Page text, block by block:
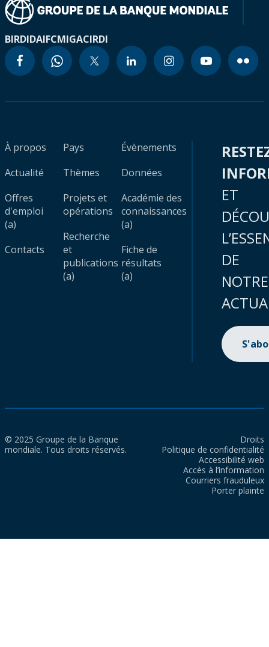
BIRDIDAIFCMIGACIRDI
À propos
Actualité
Offres
d'emploi
(a)
Contacts
Pays
Thèmes
Projets et
opérations
Recherche
et
publications
(a)
Évènements
Données
Académie des
connaissances
(a)
Fiche de
résultats
(a)
ET
DE
NOTRE
© 2025 Groupe de la Banque
mondiale. Tous droits réservés.
Droits
Politique de confidentialité
Accessibilité web
Accès à l’information
Courriers frauduleux
Porter plainte